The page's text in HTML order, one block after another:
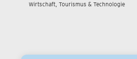
Wirtschaft, Tourismus & Technologie